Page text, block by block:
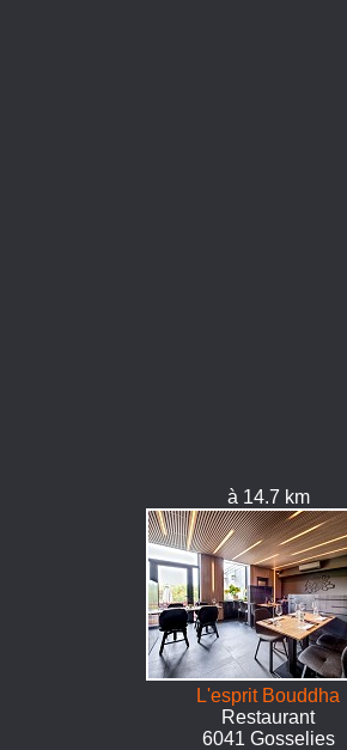
à 14.7 km
L'esprit Bouddha
Restaurant
6041 Gosselies